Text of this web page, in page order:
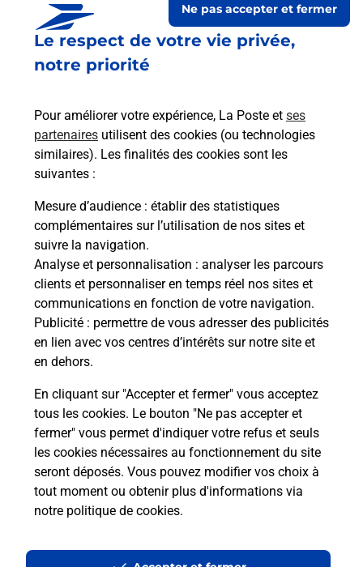
Le respect de votre vie privée,
notre priorité
Pour améliorer votre expérience, La Poste et ses
partenaires utilisent des cookies (ou technologies
similaires). Les finalités des cookies sont les
suivantes :
Mesure d’audience : établir des statistiques
complémentaires sur l’utilisation de nos sites et
suivre la navigation.
Analyse et personnalisation : analyser les parcours
clients et personnaliser en temps réel nos sites et
communications en fonction de votre navigation.
Publicité : permettre de vous adresser des publicités
en lien avec vos centres d’intérêts sur notre site et
en dehors.
En cliquant sur "Accepter et fermer" vous acceptez
tous les cookies. Le bouton "Ne pas accepter et
fermer" vous permet d'indiquer votre refus et seuls
les cookies nécessaires au fonctionnement du site
seront déposés. Vous pouvez modifier vos choix à
tout moment ou obtenir plus d'informations via
notre politique de cookies.
Ne pas accepter et fermer
Boîte aux lettres La Poste
Collecte du courrier aujourd'hui à
Place De La Liberte
Saint Guilhem Le Desert
Itinéraire
Le lien s'ouvre dans un nouvel onglet
Boîte aux lettres La Poste
Collecte du courrier aujourd'hui à 09h00
9 Rue De La Font Du Portal
34150
Saint Guilhem Le Desert
Itinéraire
Le lien s'ouvre dans un nouvel onglet
Localiser Liste Boîtes aux lettres
Hérault
Saint Guilhem Le Desert